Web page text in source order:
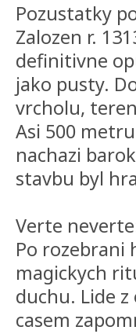
Pozustatky
Zalozen r.
definitivne
jako pusty.
vrcholu,
Asi 500
nachazi
stavbu byl
Verte
Po rozebrani
magickych
duchu. Lide
casem